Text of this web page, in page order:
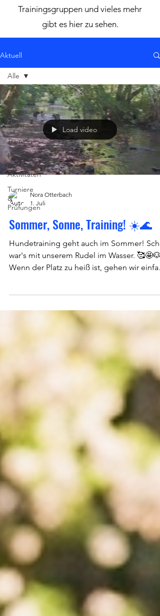
Trainingsgruppen und vieles mehr
gibt es hier zu sehen.
Aktuell
Alle
Verein
Team
Training
Freizeit
&
Aktivitäten
Turniere
&
Prüfungen
Alle
Load video
Nora Otterbach
1. Juli
Sommer, Sonne, Training! ☀️🌊
Hundetraining geht auch im Sommer!
war's mit unserem Rudel im Wasser.
Wenn der Platz zu heiß ist, gehen wir